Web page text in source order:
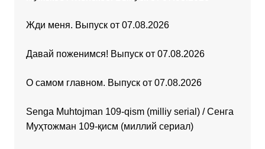
Жди меня. Выпуск от 07.08.2026
Давай поженимся! Выпуск от 07.08.2026
О самом главном. Выпуск от 07.08.2026
Senga Muhtojman 109-qism (milliy serial) / Сенга
Муҳтожман 109-қисм (миллий сериал)